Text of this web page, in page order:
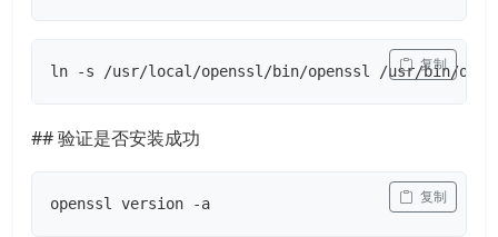
ln -s /usr/local/openssl/bin/openssl /usr/bin/
复制
## 验证是否安装成功
openssl version -a 复制